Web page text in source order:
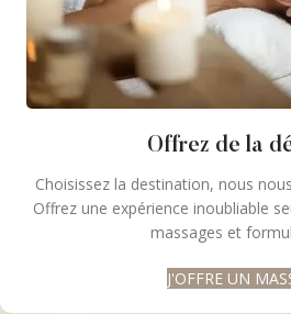
Offrez de la
Choisissez la destination, nous
Offrez une expérience inoubliable
massages et
J'OFFRE UN